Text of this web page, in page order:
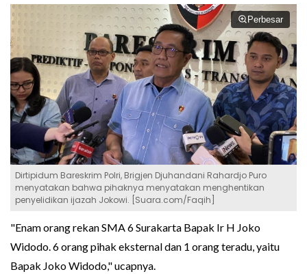
Perbesar
Dirtipidum Bareskrim Polri, Brigjen Djuhandani Rahardjo Puro
menyatakan bahwa pihaknya menyatakan menghentikan
penyelidikan ijazah Jokowi. [Suara.com/Faqih]
"Enam orang rekan SMA 6 Surakarta Bapak Ir H Joko
Widodo. 6 orang pihak eksternal dan 1 orang teradu, yaitu
Bapak Joko Widodo," ucapnya.